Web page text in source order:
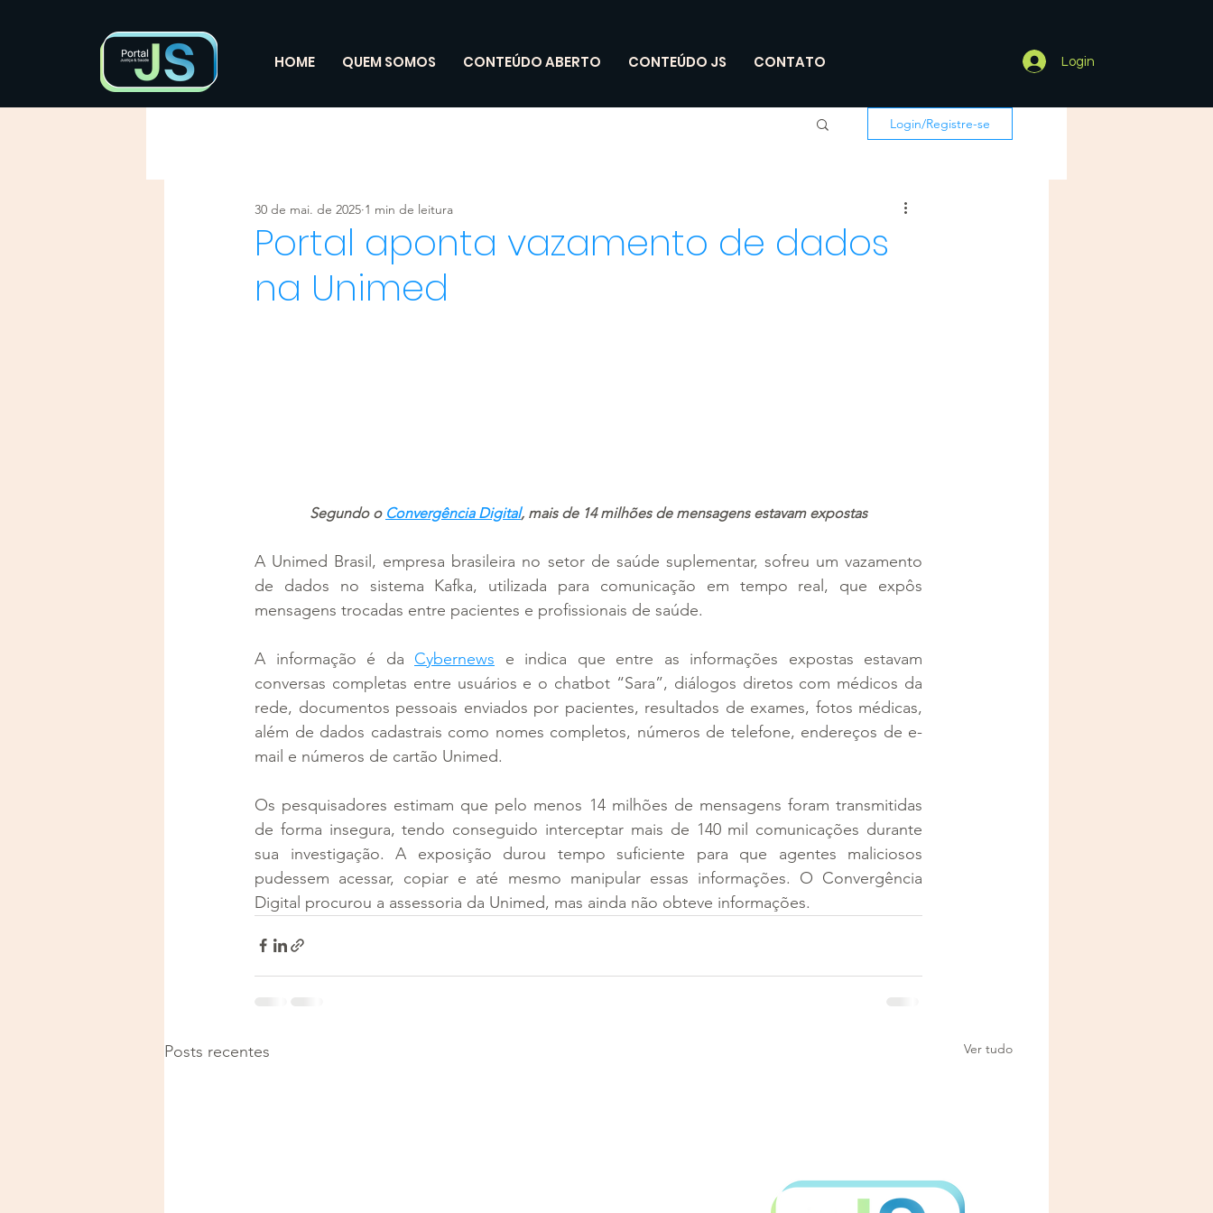
HOME QUEM SOMOS CONTEÚDO ABERTO CONTEÚDO JS CONTATO Login
Login/Registre-se
Portal aponta vazamento de dados
na Unimed
30 de mai. de 2025 1 min de leitura
Segundo o Convergência Digital, mais de 14 milhões de mensagens estavam expostas
A Unimed Brasil, empresa brasileira no setor de saúde suplementar, sofreu um vazamento
de dados no sistema Kafka, utilizada para comunicação em tempo real, que expôs
mensagens trocadas entre pacientes e profissionais de saúde.
A informação é da Cybernews e indica que entre as informações expostas estavam
conversas completas entre usuários e o chatbot “Sara”, diálogos diretos com médicos da
rede, documentos pessoais enviados por pacientes, resultados de exames, fotos médicas,
além de dados cadastrais como nomes completos, números de telefone, endereços de e-
mail e números de cartão Unimed.
Os pesquisadores estimam que pelo menos 14 milhões de mensagens foram transmitidas
de forma insegura, tendo conseguido interceptar mais de 140 mil comunicações durante
sua investigação. A exposição durou tempo suficiente para que agentes maliciosos
pudessem acessar, copiar e até mesmo manipular essas informações. O Convergência
Digital procurou a assessoria da Unimed, mas ainda não obteve informações.
Posts recentes Ver tudo